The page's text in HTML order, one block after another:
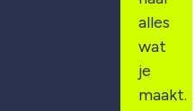
alles
wat
je
maakt.